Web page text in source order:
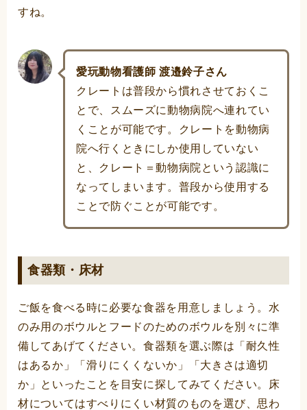
すね。
愛玩動物看護師 渡邉鈴子さん
クレートは普段から慣れさせておくこ
とで、スムーズに動物病院へ連れてい
くことが可能です。クレートを動物病
院へ行くときにしか使用していない
と、クレート＝動物病院という認識に
なってしまいます。普段から使用する
ことで防ぐことが可能です。
食器類・床材
ご飯を食べる時に必要な食器を用意しましょう。水
のみ用のボウルとフードのためのボウルを別々に準
備してあげてください。食器類を選ぶ際は「耐久性
はあるか」「滑りにくくないか」「大きさは適切
か」といったことを目安に探してみてください。床
材についてはすべりにくい材質のものを選び、思わ